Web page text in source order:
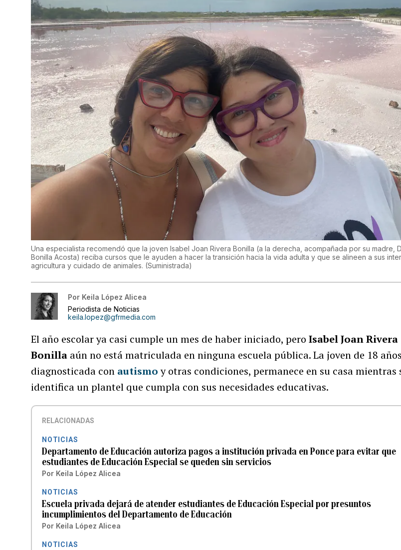
Una especialista recomendó que la joven Isabel Joan Rivera Bonilla (a la derecha, acompañada por su madre,
Bonilla Acosta) reciba cursos que le ayuden a hacer la transición hacia la vida adulta y que se alineen a sus
agricultura y cuidado de animales. (Suministrada)
Por Keila López Alicea
Periodista de Noticias
keila.lopez@gfrmedia.com
El año escolar ya casi cumple un mes de haber iniciado, peroIsabel Joan Rivera
Bonilla aún no está matriculada en ninguna escuela pública. La joven de 18
diagnosticada con autismoy otras condiciones, permanece en su casa mientras
identifica un plantel que cumpla con sus necesidades educativas.
RELACIONADAS
NOTICIAS
Departamento de Educación autoriza pagos a institución privada en Ponce para evitar que
estudiantes de Educación Especial se queden sin servicios
Por Keila López Alicea
NOTICIAS
Escuela privada dejará de atender estudiantes de Educación Especial por presuntos
incumplimientos del Departamento de Educación
Por Keila López Alicea
NOTICIAS